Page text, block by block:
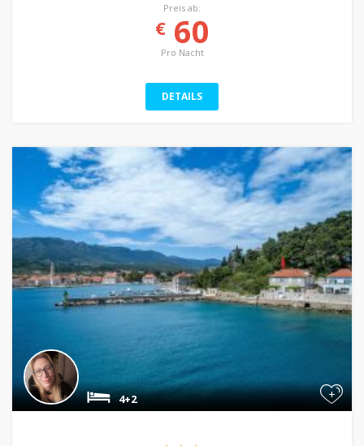
Preis ab:
€60
Pro Nacht
DETAILS
+
4+2